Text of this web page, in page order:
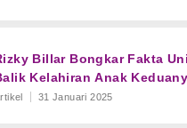
Billar Bongkar Fakta
Kelahiran Anak
31 Januari 2025